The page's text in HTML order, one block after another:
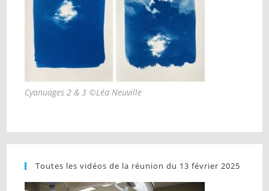
Cyanuages 2 & 3 ©Léa Neuville
Toutes les vidéos de la réunion du 13 février 2025